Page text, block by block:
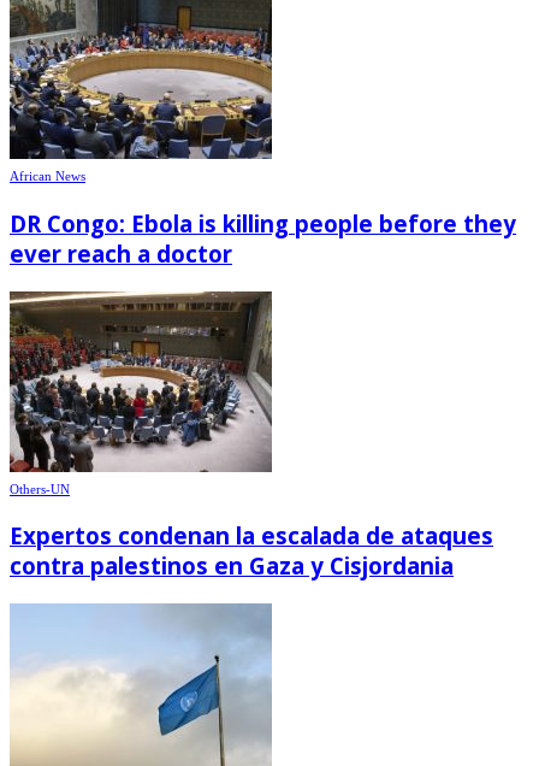
African News
DR Congo: Ebola is killing people before they
ever reach a doctor
Others-UN
Expertos condenan la escalada de ataques
contra palestinos en Gaza y Cisjordania